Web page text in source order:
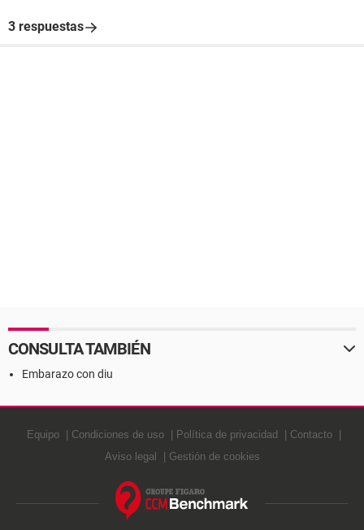
3 respuestas
CONSULTA TAMBIÉN
Embarazo con diu
Equipo Condiciones de uso Política de privacidad
Contacto
Aviso legal
Gestión de cookies